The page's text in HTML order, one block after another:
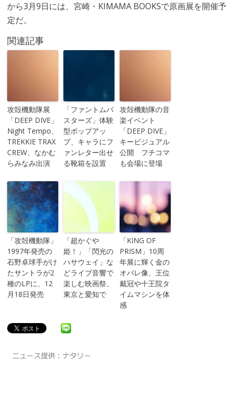
から3月9日には、宮崎・KIMAMA BOOKSで原画展を開催予
定だ。
関連記事
攻殻機動隊展
「DEEP DIVE」
Night Tempo、
TREKKIE TRAX
CREW、なかむ
らみなみ出演
「ファントムバ
スターズ」体験
型ポップアッ
プ、キャラにフ
ァンレター出せ
る靴箱を設置
攻殻機動隊の音
楽イベント
「DEEP DIVE」
キービジュアル
公開 フチコマ
も会場に登場
「攻殻機動隊」
1997年発売の
石野卓球手がけ
たサントラが2
種のLPに、12
月18日発売
「超かぐや
姫！」「閃光の
ハサウェイ」な
どライブ音響で
楽しむ映画祭、
東京と愛知で
「KING OF
PRISM」10周
年展に輝く金の
オバレ像、王位
戴冠や十王院タ
イムマシンを体
感